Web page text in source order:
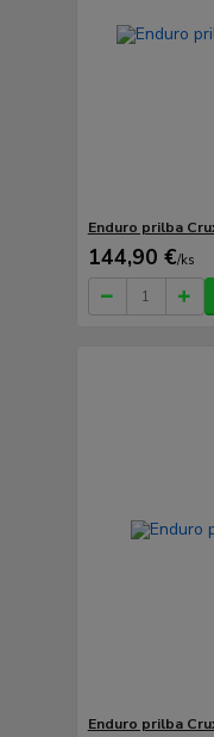
Enduro prilba
144,90 €/ks
Enduro prilba